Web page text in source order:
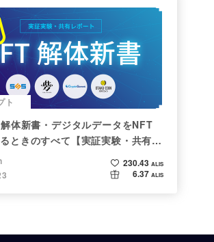
ト
体新書・デジタルデータをNFT
ときのすべて【実証実験・共有レ
230.43 ALIS
6.37 ALIS